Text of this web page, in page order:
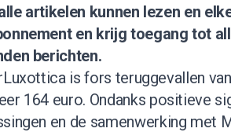
artikelen kunnen lezen en
en krijg toegang tot
berichten.
is fors teruggevallen
164 euro. Ondanks positieve
en de samenwerking met